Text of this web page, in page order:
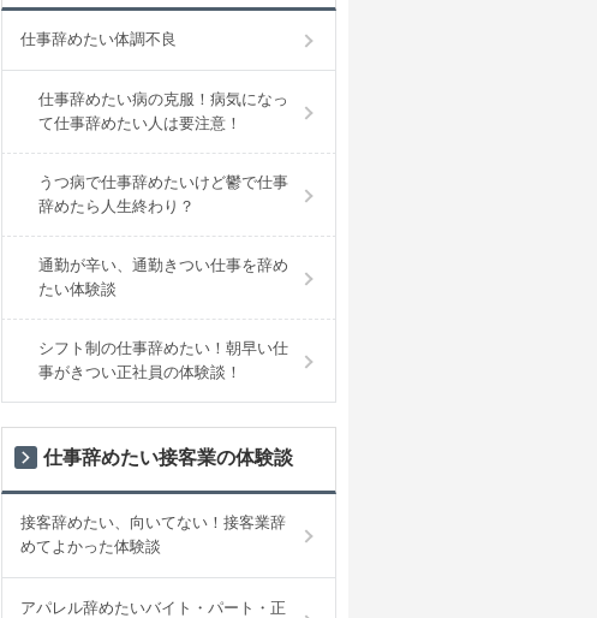
仕事辞めたい体調不良
仕事辞めたい病の克服！病気になっ
て仕事辞めたい人は要注意！
うつ病で仕事辞めたいけど鬱で仕事
辞めたら人生終わり？
通勤が辛い、通勤きつい仕事を辞め
たい体験談
シフト制の仕事辞めたい！朝早い仕
事がきつい正社員の体験談！
仕事辞めたい接客業の体験談
接客辞めたい、向いてない！接客業辞
めてよかった体験談
アパレル辞めたいバイト・パート・正